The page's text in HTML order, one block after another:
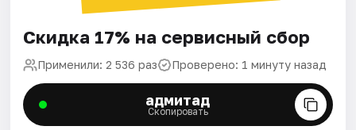
Скидка 17% на сервисный сбор
Применили: 2 536 раз Проверено: 1 минуту назад
адмитад
Скопировать